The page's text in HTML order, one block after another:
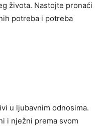
života. Nastojte pronaći
potreba i potreba
u ljubavnim odnosima.
i nježni prema svom